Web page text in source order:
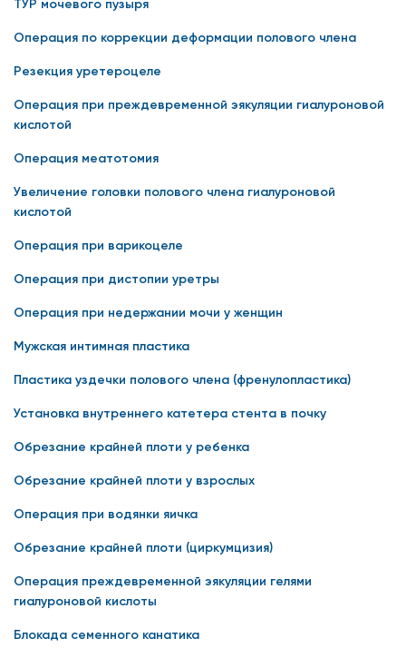
ТУР мочевого пузыря
Операция по коррекции деформации полового члена
Резекция уретероцеле
Операция при преждевременной эякуляции гиалуроновой
кислотой
Операция меатотомия
Увеличение головки полового члена гиалуроновой
кислотой
Операция при варикоцеле
Операция при дистопии уретры
Операция при недержании мочи у женщин
Мужская интимная пластика
Пластика уздечки полового члена (френулопластика)
Установка внутреннего катетера стента в почку
Обрезание крайней плоти у ребенка
Обрезание крайней плоти у взрослых
Операция при водянки яичка
Обрезание крайней плоти (циркумцизия)
Операция преждевременной эякуляции гелями
гиалуроновой кислоты
Блокада семенного канатика